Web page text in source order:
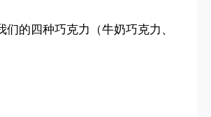
的四种巧克力（牛奶巧克力、